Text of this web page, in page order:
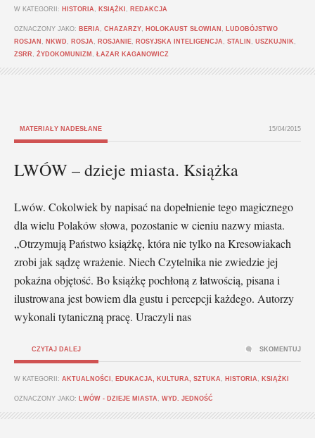
W KATEGORII: HISTORIA KSIĄŻKI REDAKCJA
OZNACZONY JAKO: BERIA CHAZARZY HOLOKAUST SŁOWIAN
LUDOBÓJSTWO
ROSJAN
NKWD ROSJA ROSJANIE ROSYJSKA INTELIGENCJA STALIN USZKUJNIK
ZSRR
ŻYDOKOMUNIZM ŁAZAR KAGANOWICZ
MATERIAŁY NADESŁANE 15/04/2015
LWÓW – dzieje miasta. Książka
Lwów. Cokolwiek by napisać na dopełnienie tego magicznego
dla wielu Polaków słowa, pozostanie w cieniu nazwy miasta.
„Otrzymują Państwo książkę, która nie tylko na Kresowiakach
zrobi jak sądzę wrażenie. Niech Czytelnika nie zwiedzie jej
pokaźna objętość. Bo książkę pochłoną z łatwością, pisana i
ilustrowana jest bowiem dla gustu i percepcji każdego. Autorzy
wykonali tytaniczną pracę. Uraczyli nas
CZYTAJ DALEJ
W KATEGORII: AKTUALNOŚCI EDUKACJA, KULTURA, SZTUKA HISTORIA KSIĄŻKI
OZNACZONY JAKO: LWÓW - DZIEJE MIASTA WYD. JEDNOŚĆ
SKOMENTUJ